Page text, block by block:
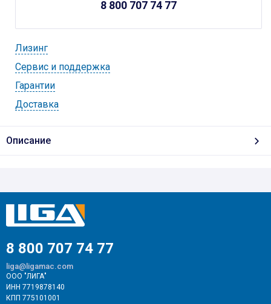
8 800 707 74 77
Лизинг
Cервис и поддержка
Гарантии
Доставка
Описание
8 800 707 74 77
liga@ligamac.com
ООО "ЛИГА"
ИНН 7719878140
КПП 775101001